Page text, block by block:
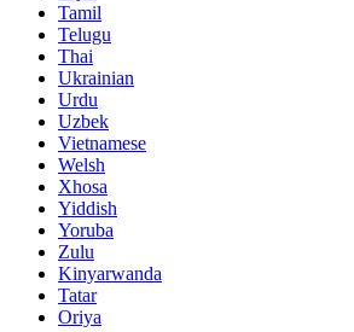
Tamil
Telugu
Thai
Ukrainian
Urdu
Uzbek
Vietnamese
Welsh
Xhosa
Yiddish
Yoruba
Zulu
Kinyarwanda
Tatar
Oriya